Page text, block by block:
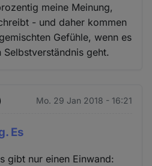
meine Meinung,
- und daher kommen
Gefühle, wenn es
geht.
Mo. 29 Jan 2018 - 16:21
Es
gibt nur einen Einwand: